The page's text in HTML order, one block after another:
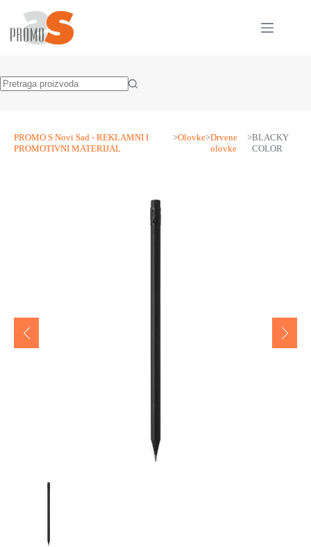
content
PROMO S Novi Sad - REKLAMNI I
PROMOTIVNI MATERIJAL
>Olovke>Drvene
olovke
>BLACKY
COLOR